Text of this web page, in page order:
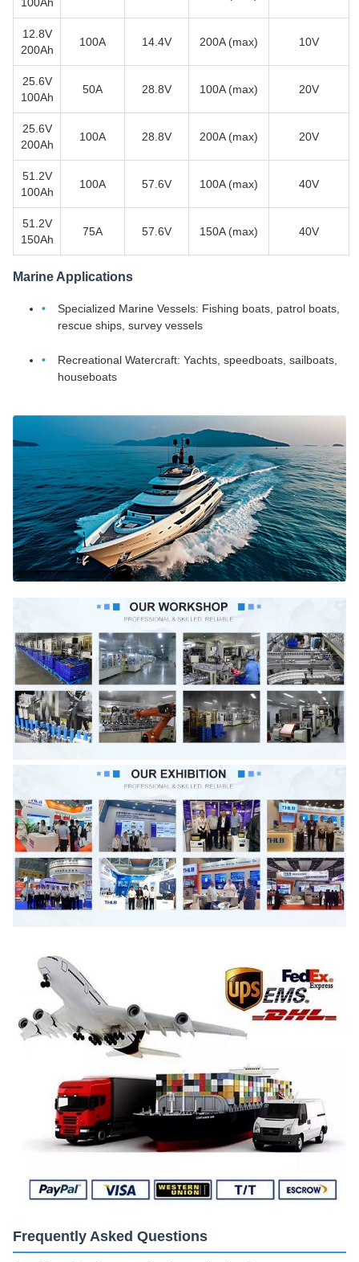
12.8V
200Ah
100A 14.4V 200A (max) 10V
25.6V
100Ah
50A 28.8V 100A (max) 20V
25.6V
200Ah
100A 28.8V 200A (max) 20V
51.2V
100Ah
100A 57.6V 100A (max) 40V
51.2V
150Ah
75A 57.6V 150A (max) 40V
Marine Applications
Specialized Marine Vessels: Fishing boats, patrol boats,
rescue ships, survey vessels
Recreational Watercraft: Yachts, speedboats, sailboats,
houseboats
Frequently Asked Questions